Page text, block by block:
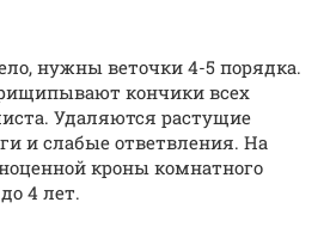
нужны веточки 4-5 порядка.
кончики всех
Удаляются растущие
и слабые ответвления. На
кроны комнатного
4 лет.